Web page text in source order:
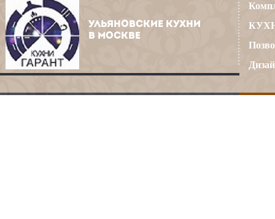
УЛЬЯНОВСКИЕ КУХНИ
В МОСКВЕ